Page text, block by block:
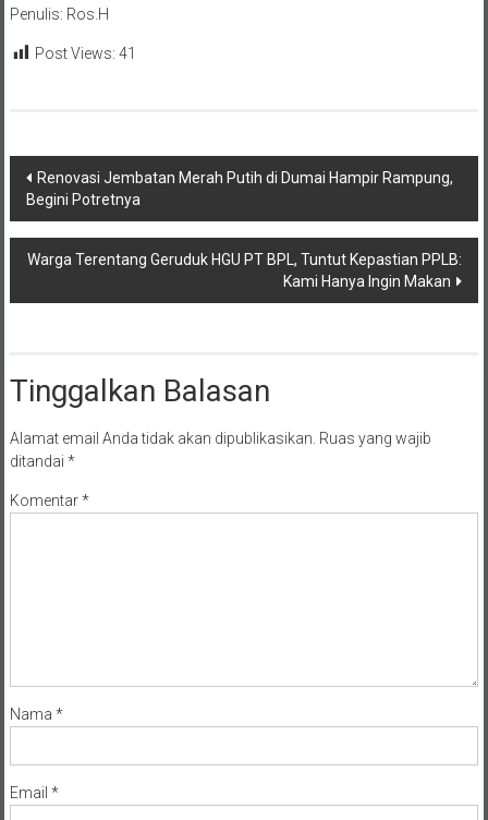
Penulis: Ros.H
Post Views: 41
Navigasi
pos
Renovasi Jembatan Merah Putih di Dumai Hampir Rampung,
Begini Potretnya
Warga Terentang Geruduk HGU PT BPL, Tuntut Kepastian PPLB:
Kami Hanya Ingin Makan
Tinggalkan Balasan
Alamat email Anda tidak akan dipublikasikan. Ruas yang wajib
ditandai *
Komentar*
Nama *
Email *